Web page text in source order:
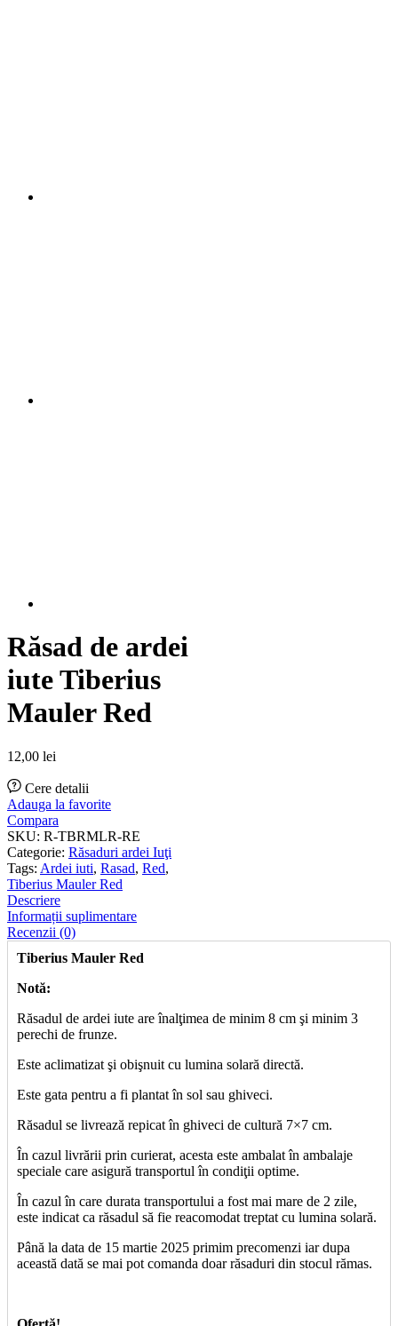
Răsad de ardei
iute Tiberius
Mauler Red
12,00 lei
Cere detalii
Adauga la favorite
Compara
SKU: R-TBRMLR-RE
Categorie: Răsaduri ardei Iuţi
Tags: Ardei iuti, Rasad, Red,
Tiberius Mauler Red
Descriere
Informații suplimentare
Recenzii (0)
Tiberius Mauler Red
Notă:
Răsadul de ardei iute are înalţimea de minim 8 cm şi minim 3
perechi de frunze.
Este aclimatizat şi obişnuit cu lumina solară directă.
Este gata pentru a fi plantat în sol sau ghiveci.
Răsadul se livrează repicat în ghiveci de cultură 7×7 cm.
În cazul livrării prin curierat, acesta este ambalat în ambalaje
speciale care asigură transportul în condiţii optime.
În cazul în care durata transportului a fost mai mare de 2 zile,
este indicat ca răsadul să fie reacomodat treptat cu lumina solară.
Până la data de 15 martie 2025 primim precomenzi iar dupa
această dată se mai pot comanda doar răsaduri din stocul rămas.